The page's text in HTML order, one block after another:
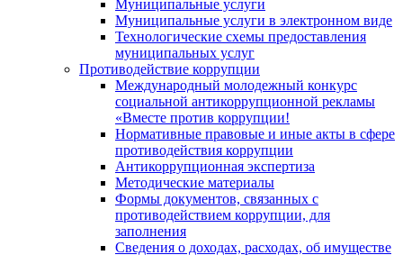
Муниципальные услуги
Муниципальные услуги в электронном виде
Технологические схемы предоставления
муниципальных услуг
Противодействие коррупции
Международный молодежный конкурс
социальной антикоррупционной рекламы
«Вместе против коррупции!
Нормативные правовые и иные акты в сфере
противодействия коррупции
Антикоррупционная экспертиза
Методические материалы
Формы документов, связанных с
противодействием коррупции, для
заполнения
Сведения о доходах, расходах, об имуществе